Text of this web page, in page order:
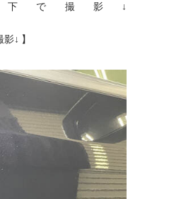
で撮影↓
】